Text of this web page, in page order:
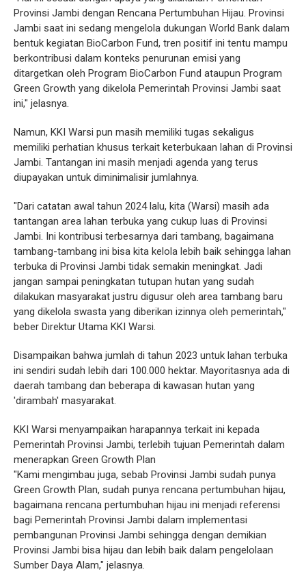
Provinsi Jambi dengan Rencana Pertumbuhan Hijau. Provinsi
Jambi saat ini sedang mengelola dukungan World Bank dalam
bentuk kegiatan BioCarbon Fund, tren positif ini tentu mampu
berkontribusi dalam konteks penurunan emisi yang
ditargetkan oleh Program BioCarbon Fund ataupun Program
Green Growth yang dikelola Pemerintah Provinsi Jambi saat
ini," jelasnya.
Namun, KKI Warsi pun masih memiliki tugas sekaligus
memiliki perhatian khusus terkait keterbukaan lahan di Provinsi
Jambi. Tantangan ini masih menjadi agenda yang terus
diupayakan untuk diminimalisir jumlahnya.
"Dari catatan awal tahun 2024 lalu, kita (Warsi) masih ada
tantangan area lahan terbuka yang cukup luas di Provinsi
Jambi. Ini kontribusi terbesarnya dari tambang, bagaimana
tambang-tambang ini bisa kita kelola lebih baik sehingga lahan
terbuka di Provinsi Jambi tidak semakin meningkat. Jadi
jangan sampai peningkatan tutupan hutan yang sudah
dilakukan masyarakat justru digusur oleh area tambang baru
yang dikelola swasta yang diberikan izinnya oleh pemerintah,"
beber Direktur Utama KKI Warsi.
Disampaikan bahwa jumlah di tahun 2023 untuk lahan terbuka
ini sendiri sudah lebih dari 100.000 hektar. Mayoritasnya ada di
daerah tambang dan beberapa di kawasan hutan yang
'dirambah' masyarakat.
KKI Warsi menyampaikan harapannya terkait ini kepada
Pemerintah Provinsi Jambi, terlebih tujuan Pemerintah dalam
menerapkan Green Growth Plan
"Kami mengimbau juga, sebab Provinsi Jambi sudah punya
Green Growth Plan, sudah punya rencana pertumbuhan hijau,
bagaimana rencana pertumbuhan hijau ini menjadi referensi
bagi Pemerintah Provinsi Jambi dalam implementasi
pembangunan Provinsi Jambi sehingga dengan demikian
Provinsi Jambi bisa hijau dan lebih baik dalam pengelolaan
Sumber Daya Alam," jelasnya.